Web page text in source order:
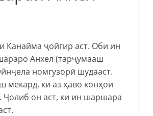
Канайма ҷойгир аст. Оби ин
Анхел (тарҷумааш
номгузорӣ шудааст.
мекард, ки аз ҳаво конҳои
Ҷолиб он аст, ки ин шаршара